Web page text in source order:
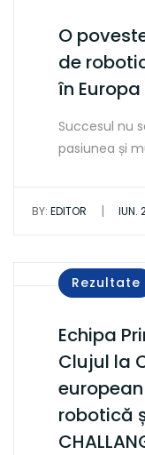
O
de
în Europa
Succesul nu
pasiunea și
BY: EDITOR | IUN.
Rezultate
Echipa
Clujul la
robotică